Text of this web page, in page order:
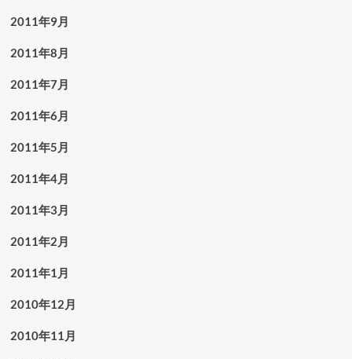
2011年9月
2011年8月
2011年7月
2011年6月
2011年5月
2011年4月
2011年3月
2011年2月
2011年1月
2010年12月
2010年11月